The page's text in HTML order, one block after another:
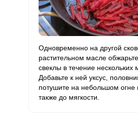
Одновременно на другой
растительном масле
свеклы в течение нескольких
Добавьте к ней уксус,
потушите на небольшом огне
также до мягкости.